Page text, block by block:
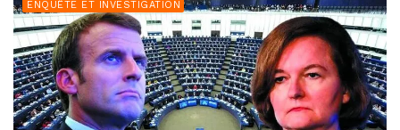
ENQUÊTE ET INVESTIGATION